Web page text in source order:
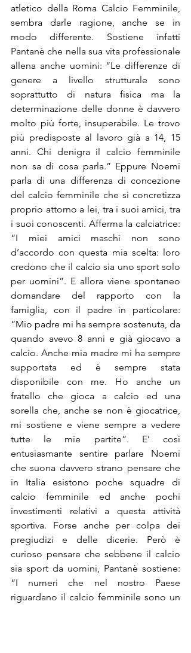
atletico della Roma Calcio Femminile,
sembra darle ragione, anche se in
modo differente. Sostiene infatti
Pantanè che nella sua vita professionale
allena anche uomini: “Le differenze di
genere a livello strutturale sono
soprattutto di natura fisica ma la
determinazione delle donne è davvero
molto più forte, insuperabile. Le trovo
più predisposte al lavoro già a 14, 15
anni. Chi denigra il calcio femminile
non sa di cosa parla.” Eppure Noemi
parla di una differenza di concezione
del calcio femminile che si concretizza
proprio attorno a lei, tra i suoi amici, tra
i suoi conoscenti. Afferma la calciatrice:
“I miei amici maschi non sono
d’accordo con questa mia scelta: loro
credono che il calcio sia uno sport solo
per uomini”. E allora viene spontaneo
domandare del rapporto con la
famiglia, con il padre in particolare:
“Mio padre mi ha sempre sostenuta, da
quando avevo 8 anni e già giocavo a
calcio. Anche mia madre mi ha sempre
supportata ed è sempre stata
disponibile con me. Ho anche un
fratello che gioca a calcio ed una
sorella che, anche se non è giocatrice,
mi sostiene e viene sempre a vedere
tutte le mie partite”. E’ così
entusiasmante sentire parlare Noemi
che suona davvero strano pensare che
in Italia esistono poche squadre di
calcio femminile ed anche pochi
investimenti relativi a questa attività
sportiva. Forse anche per colpa dei
pregiudizi e delle dicerie. Però è
curioso pensare che sebbene il calcio
sia sport da uomini, Pantanè sostiene:
“I numeri che nel nostro Paese
riguardano il calcio femminile sono un